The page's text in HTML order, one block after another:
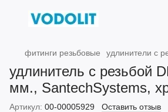
фитинги резьбовые удлинители с
удлинитель с резьбой
мм., SantechSystems,
Артикул: 00-00005929 Оставить отзыв